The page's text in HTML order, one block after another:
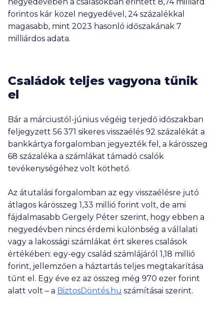
forintos kár közel negyedével, 24 százalékkal
magasabb, mint 2023 hasonló időszakának 7
milliárdos adata.
Családok teljes vagyona tűnik
el
Bár a márciustól-június végéig terjedő időszakban
feljegyzett 56 371 sikeres visszaélés 92 százalékát a
bankkártya forgalomban jegyezték fel, a kárösszeg
68 százaléka a számlákat támadó csalók
tevékenységéhez volt köthető.
Az átutalási forgalomban az egy visszaélésre jutó
átlagos kárösszeg 1,33 millió forint volt, de ami
fájdalmasabb Gergely Péter szerint, hogy ebben a
negyedévben nincs érdemi különbség a vállalati
vagy a lakossági számlákat ért sikeres csalások
értékében: egy-egy család számlájáról 1,18 millió
forint, jellemzően a háztartás teljes megtakarítása
tűnt el. Egy éve ez az összeg még 970 ezer forint
alatt volt – a BiztosDöntés.hu számításai szerint.